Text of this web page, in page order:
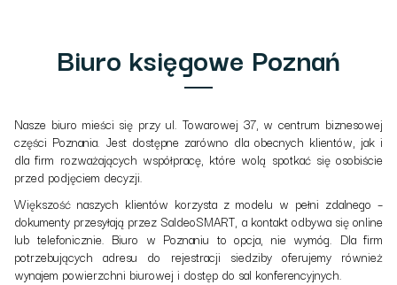
Biuro księgowe Poznań
Nasze biuro mieści się przy ul. Towarowej 37, w centrum biznesowej
części Poznania. Jest dostępne zarówno dla obecnych klientów, jak i
dla firm rozważających współpracę, które wolą spotkać się osobiście
przed podjęciem decyzji.
Większość naszych klientów korzysta z modelu w pełni zdalnego –
dokumenty przesyłają przez SaldeoSMART, a kontakt odbywa się online
lub telefonicznie. Biuro w Poznaniu to opcja, nie wymóg. Dla firm
potrzebujących adresu do rejestracji siedziby oferujemy również
wynajem powierzchni biurowej i dostęp do sal konferencyjnych.